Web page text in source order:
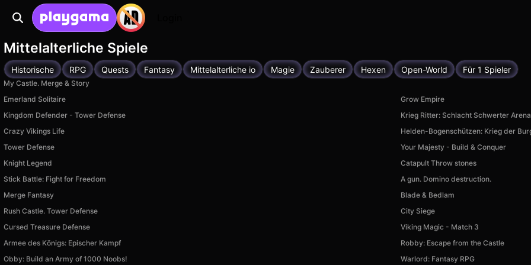
Mittelalterliche Spiele
Historische RPG Quests Fantasy Mittelalterliche io Magie Zauberer Hexen Open-World Für 1 Spieler
My Castle. Merge & Story
Emerland Solitaire
Grow Empire
Kingdom Defender - Tower Defense
Krieg Ritter: Schlacht Schwerter
Crazy Vikings Life
Helden-Bogenschützen: Krieg der
Tower Defense
Your Majesty - Build & Conquer
Knight Legend
Catapult Throw stones
Stick Battle: Fight for Freedom
A gun. Domino destruction.
Merge Fantasy
Blade & Bedlam
Rush Castle. Tower Defense
City Siege
Cursed Treasure Defense
Viking Magic - Match 3
Armee des Königs: Epischer Kampf
Robby: Escape from the Castle
Obby: Build an Army of 1000 Noobs!
Warlord: Fantasy RPG